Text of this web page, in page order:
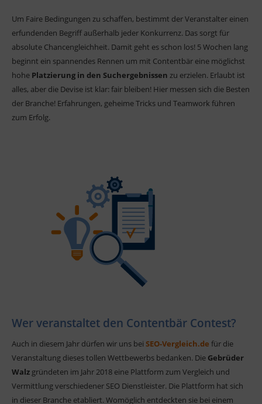
Wer veranstaltet den Contentbär Contest?
Auch in diesem Jahr dürfen wir uns bei SEO-Vergleich.de für die
Veranstaltung dieses tollen Wettbewerbs bedanken. Die Gebrüder
Walz gründeten im Jahr 2018 eine Plattform zum Vergleich und
Vermittlung verschiedener SEO Dienstleister. Die Plattform hat sich
in dieser Branche etabliert. Womöglich entdeckten sie bei einem
Um Faire Bedingungen zu schaffen, bestimmt der Veranstalter einen
erfundenden Begriff außerhalb jeder Konkurrenz. Das sorgt für
absolute Chancengleichheit. Damit geht es schon los! 5 Wochen lang
beginnt ein spannendes Rennen um mit Contentbär eine möglichst
hohe Platzierung in den Suchergebnissen zu erzielen. Erlaubt ist
alles, aber die Devise ist klar: fair bleiben! Hier messen sich die Besten
der Branche! Erfahrungen, geheime Tricks und Teamwork führen
zum Erfolg.